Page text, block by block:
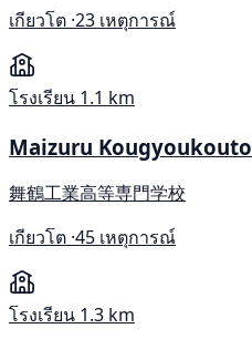
เกียวโต ·23 เหตุการณ์
โรงเรียน 1.1 km
Maizuru
舞鶴工業高等専門学校
เกียวโต ·45 เหตุการณ์
โรงเรียน 1.3 km